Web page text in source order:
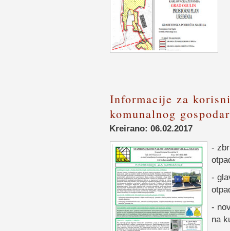
Informacije za
komunalnog
Kreirano: 06.02.2017
-
-
-
na